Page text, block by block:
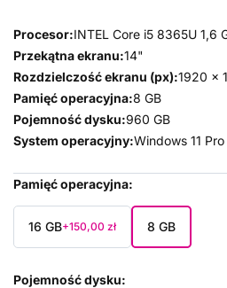
Procesor:INTEL Core i5 8365U 1,6
Przekątna ekranu:14"
Rozdzielczość ekranu (px):1920 x
Pamięć operacyjna:8 GB
Pojemność dysku:960 GB
System operacyjny:Windows 11 Pro
Pamięć operacyjna
16 GB+150,00 zł 8 GB
Pojemność dysku